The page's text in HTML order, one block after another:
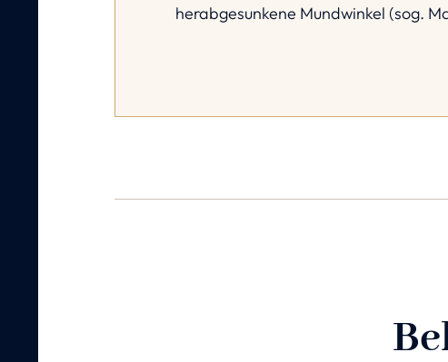
herabgesunkene Mundwinkel (sog.